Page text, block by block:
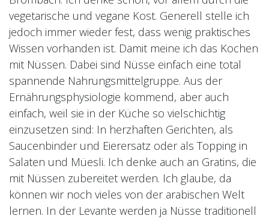
vegetarische und vegane Kost. Generell stelle ich
jedoch immer wieder fest, dass wenig praktisches
Wissen vorhanden ist. Damit meine ich das Kochen
mit Nüssen. Dabei sind Nüsse einfach eine total
spannende Nahrungsmittelgruppe. Aus der
Ernährungsphysiologie kommend, aber auch
einfach, weil sie in der Küche so vielschichtig
einzusetzen sind: In herzhaften Gerichten, als
Saucenbinder und Eierersatz oder als Topping in
Salaten und Müesli. Ich denke auch an Gratins, die
mit Nüssen zubereitet werden. Ich glaube, da
können wir noch vieles von der arabischen Welt
lernen. In der Levante werden ja Nüsse traditionell